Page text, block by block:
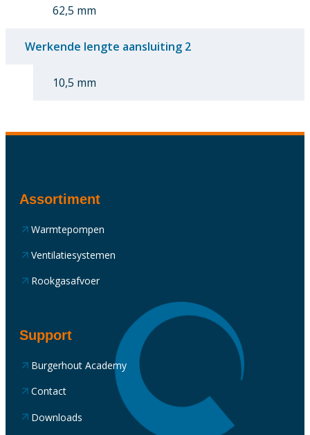
62,5 mm
Werkende lengte aansluiting 2
10,5 mm
Assortiment
Warmtepompen
Ventilatiesystemen
Rookgasafvoer
Support
Burgerhout Academy
Contact
Downloads